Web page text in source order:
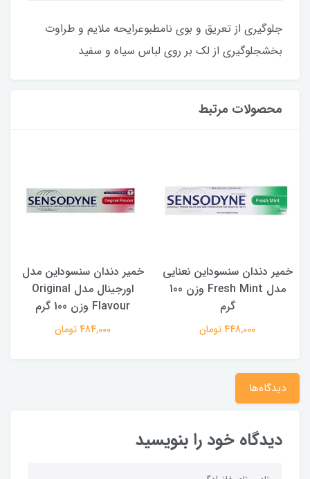
جلوگیری از تعریق و بوی نامطبوعرایحه ملایم و طراوت
بخشجلوگیری از لک بر روی لباس سیاه و سفید
محصولات مرتبط
خمیر دندان سنسوداین نعنایی
مدل Fresh Mint وزن 100
گرم
448,000 تومان
خمیر دندان سنسوداین مدل
اورجینال مدل Original
Flavour وزن 100 گرم
484,000 تومان
دیدگاه‌ها
دیدگاه خود را بنویسید